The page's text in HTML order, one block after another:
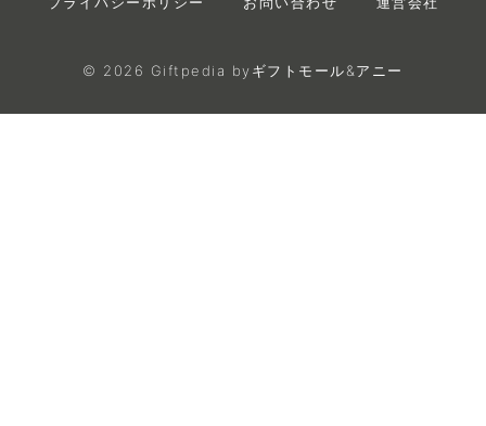
© 2026 Giftpedia byギフトモール&アニー